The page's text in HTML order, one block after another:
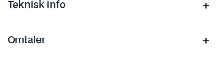
Teknisk info
Omtaler